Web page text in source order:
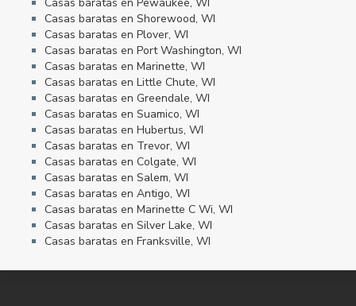
Casas baratas en Shorewood, WI
Casas baratas en Plover, WI
Casas baratas en Port Washington, WI
Casas baratas en Marinette, WI
Casas baratas en Little Chute, WI
Casas baratas en Greendale, WI
Casas baratas en Suamico, WI
Casas baratas en Hubertus, WI
Casas baratas en Trevor, WI
Casas baratas en Colgate, WI
Casas baratas en Salem, WI
Casas baratas en Antigo, WI
Casas baratas en Marinette C Wi, WI
Casas baratas en Silver Lake, WI
Casas baratas en Franksville, WI